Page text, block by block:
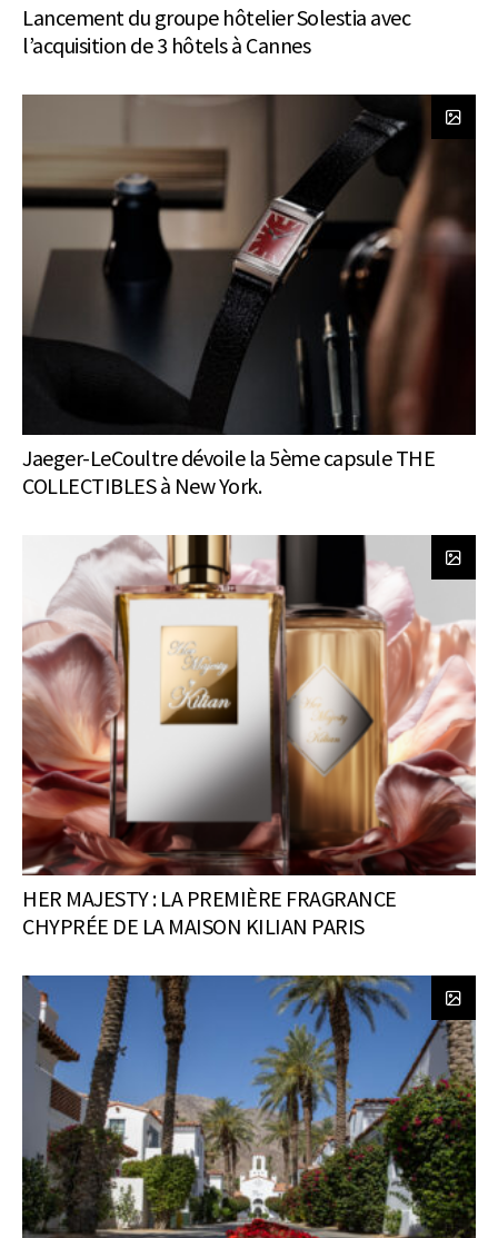
Lancement du groupe hôtelier Solestia avec
l’acquisition de 3 hôtels à Cannes
Jaeger-LeCoultre dévoile la 5ème capsule THE
COLLECTIBLES à New York.
HER MAJESTY : LA PREMIÈRE FRAGRANCE
CHYPRÉE DE LA MAISON KILIAN PARIS